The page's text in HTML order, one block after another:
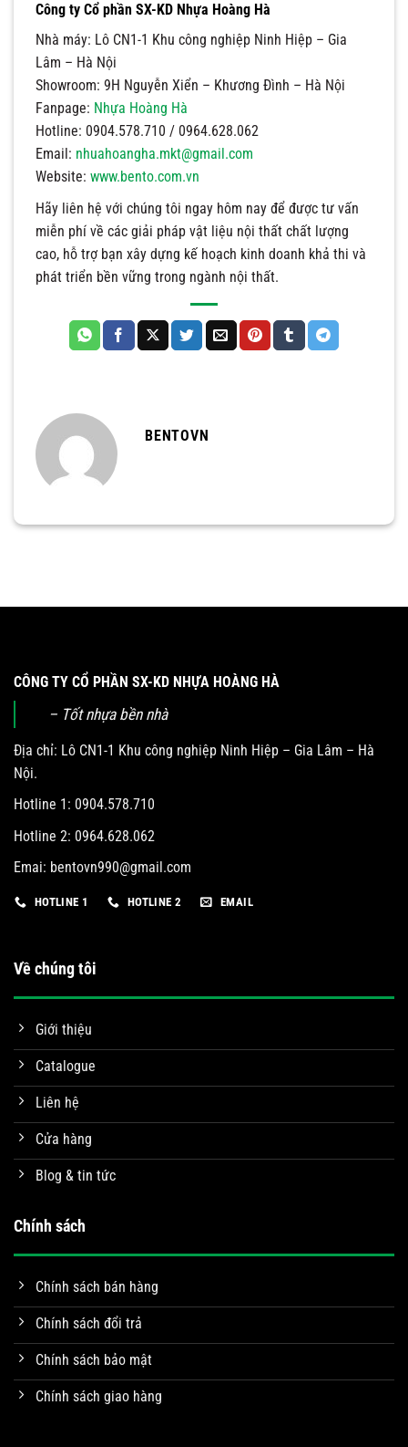
Công ty Cổ phần SX-KD Nhựa Hoàng Hà
Nhà máy: Lô CN1-1 Khu công nghiệp Ninh Hiệp – Gia
Lâm – Hà Nội
Showroom: 9H Nguyễn Xiển – Khương Đình – Hà Nội
Fanpage: Nhựa Hoàng Hà
Hotline: 0904.578.710 / 0964.628.062
Email: nhuahoangha.mkt@gmail.com
Website: www.bento.com.vn
Hãy liên hệ với chúng tôi ngay hôm nay để được tư vấn
miễn phí về các giải pháp vật liệu nội thất chất lượng
cao, hỗ trợ bạn xây dựng kế hoạch kinh doanh khả thi và
phát triển bền vững trong ngành nội thất.
BENTOVN
CÔNG TY CỔ PHẦN SX-KD NHỰA HOÀNG HÀ
– Tốt nhựa bền nhà
Địa chỉ: Lô CN1-1 Khu công nghiệp Ninh Hiệp – Gia Lâm – Hà
Nội.
Hotline 1: 0904.578.710
Hotline 2: 0964.628.062
Emai: bentovn990@gmail.com
HOTLINE 1 HOTLINE 2 EMAIL
Về chúng tôi
Giới thiệu
Catalogue
Liên hệ
Cửa hàng
Blog & tin tức
Chính sách
Chính sách bán hàng
Chính sách đổi trả
Chính sách bảo mật
Chính sách giao hàng